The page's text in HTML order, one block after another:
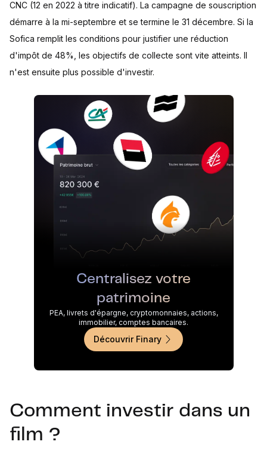
CNC (12 en 2022 à titre indicatif). La campagne de souscription
démarre à la mi-septembre et se termine le 31 décembre. Si la
Sofica remplit les conditions pour justifier une réduction
d'impôt de 48%, les objectifs de collecte sont vite atteints. Il
n'est ensuite plus possible d'investir.
Centralisez votre
patrimoine
PEA, livrets d'épargne, cryptomonnaies, actions,
immobilier, comptes bancaires.
Découvrir Finary
Comment investir dans un
film ?